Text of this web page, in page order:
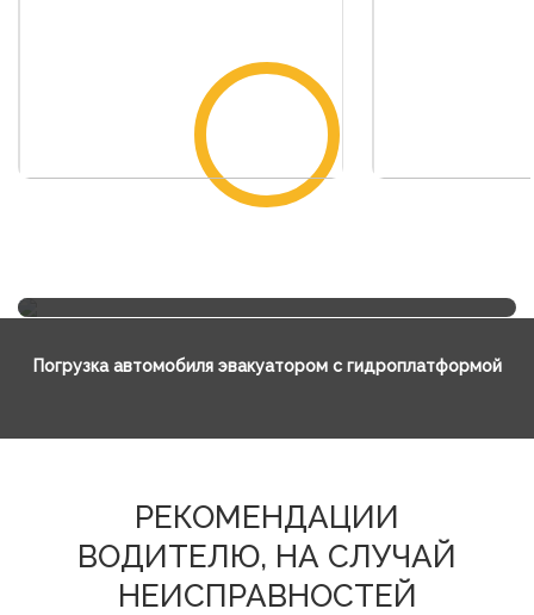
Погрузка автомобиля эвакуатором с гидроплатформой
РЕКОМЕНДАЦИИ
ВОДИТЕЛЮ, НА СЛУЧАЙ
НЕИСПРАВНОСТЕЙ